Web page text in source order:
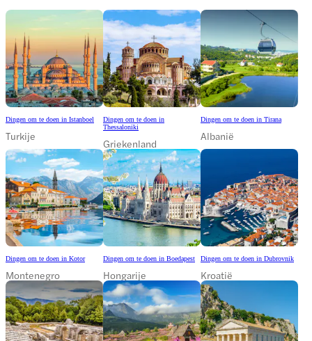
Dingen om te doen in Istanboel
Turkije
Dingen om te doen in
Thessaloniki
Griekenland
Dingen om te doen in Tirana
Albanië
Dingen om te doen in Kotor
Montenegro
Dingen om te doen in Boedapest
Hongarije
Dingen om te doen in Dubrovnik
Kroatië